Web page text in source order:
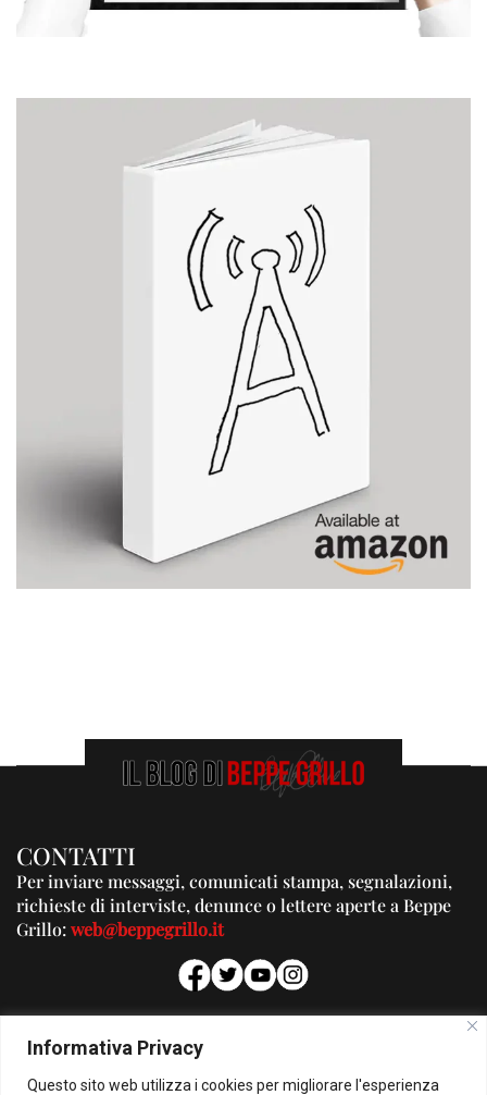
Informativa Privacy
Questo sito web utilizza i cookies per migliorare l'esperienza
CONTATTI
Per inviare messaggi, comunicati stampa, segnalazioni,
richieste di interviste, denunce o lettere aperte a Beppe
Grillo:web@beppegrillo.it
PUBBLICITA'
Per la tua pubblicità su questo Blog:
pubblicita@beppegrillo.it